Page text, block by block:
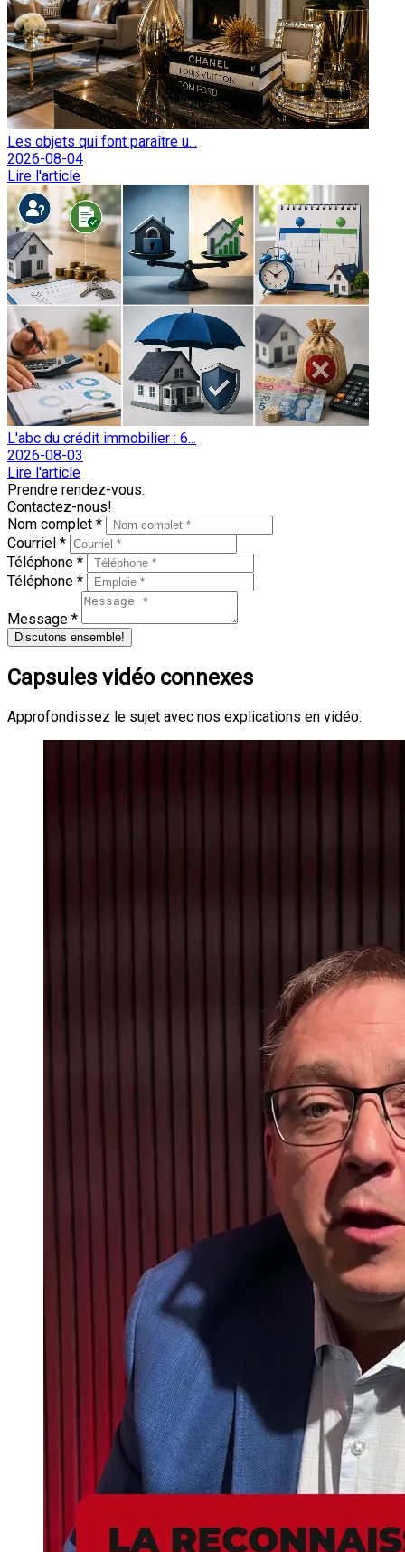
Les objets qui font paraître u...
2026-08-04
Lire l'article
L'abc du crédit immobilier : 6...
2026-08-03
Lire l'article
Prendre rendez-vous.
Contactez-nous!
Nom complet *
Courriel *
Téléphone *
Téléphone *
Message *
Discutons ensemble!
Capsules vidéo connexes
Approfondissez le sujet avec nos explications en vidéo.